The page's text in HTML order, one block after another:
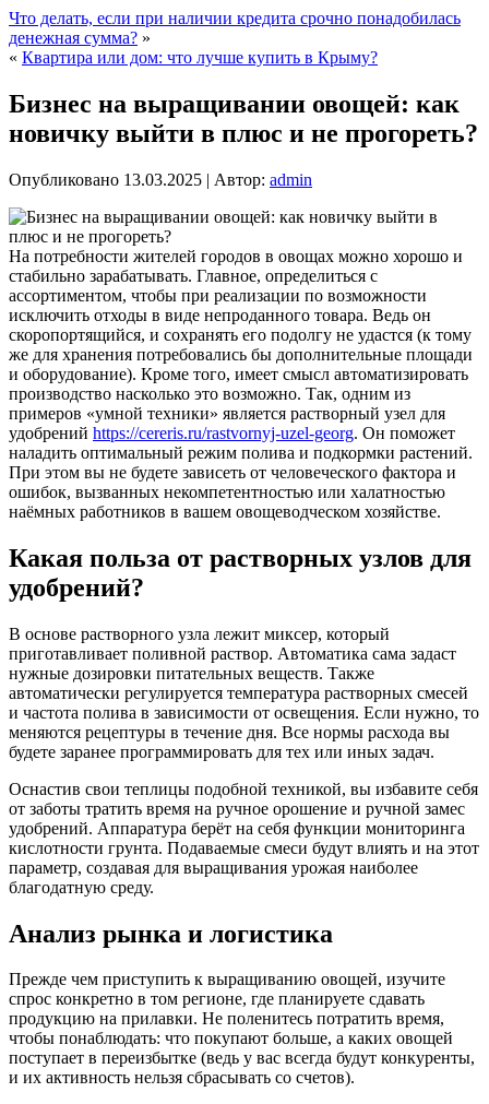
Что делать, если при наличии кредита срочно понадобилась
денежная сумма? »
« Квартира или дом: что лучше купить в Крыму?
Бизнес на выращивании овощей: как
новичку выйти в плюс и не прогореть?
Опубликовано 13.03.2025 | Автор: admin
На потребности жителей городов в овощах можно хорошо и
стабильно зарабатывать. Главное, определиться с
ассортиментом, чтобы при реализации по возможности
исключить отходы в виде непроданного товара. Ведь он
скоропортящийся, и сохранять его подолгу не удастся (к тому
же для хранения потребовались бы дополнительные площади
и оборудование). Кроме того, имеет смысл автоматизировать
производство насколько это возможно. Так, одним из
примеров «умной техники» является растворный узел для
удобрений https://cereris.ru/rastvornyj-uzel-georg. Он поможет
наладить оптимальный режим полива и подкормки растений.
При этом вы не будете зависеть от человеческого фактора и
ошибок, вызванных некомпетентностью или халатностью
наёмных работников в вашем овощеводческом хозяйстве.
Какая польза от растворных узлов для
удобрений?
В основе растворного узла лежит миксер, который
приготавливает поливной раствор. Автоматика сама задаст
нужные дозировки питательных веществ. Также
автоматически регулируется температура растворных смесей
и частота полива в зависимости от освещения. Если нужно, то
меняются рецептуры в течение дня. Все нормы расхода вы
будете заранее программировать для тех или иных задач.
Оснастив свои теплицы подобной техникой, вы избавите себя
от заботы тратить время на ручное орошение и ручной замес
удобрений. Аппаратура берёт на себя функции мониторинга
кислотности грунта. Подаваемые смеси будут влиять и на этот
параметр, создавая для выращивания урожая наиболее
благодатную среду.
Анализ рынка и логистика
Прежде чем приступить к выращиванию овощей, изучите
спрос конкретно в том регионе, где планируете сдавать
продукцию на прилавки. Не поленитесь потратить время,
чтобы понаблюдать: что покупают больше, а каких овощей
поступает в переизбытке (ведь у вас всегда будут конкуренты,
и их активность нельзя сбрасывать со счетов).